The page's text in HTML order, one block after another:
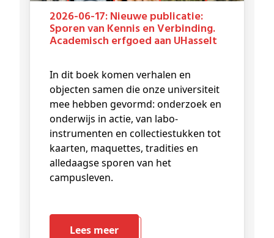
2026-06-17: Nieuwe publicatie:
Sporen van Kennis en Verbinding.
Academisch erfgoed aan UHasselt
In dit boek komen verhalen en
objecten samen die onze universiteit
mee hebben gevormd: onderzoek en
onderwijs in actie, van labo-
instrumenten en collectiestukken tot
kaarten, maquettes, tradities en
alledaagse sporen van het
campusleven.
Lees meer